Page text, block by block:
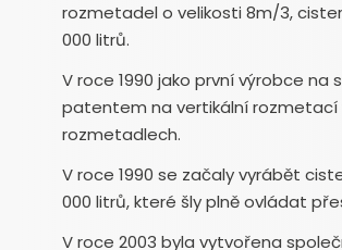
rozmetadel o velikosti 8m/3,
000 litrů.
V roce 1990 jako první výrobce na
patentem na vertikální rozmetací
rozmetadlech.
V roce 1990 se začaly vyrábět
000 litrů, které šly plně ovládat
V roce 2003 byla vytvořena